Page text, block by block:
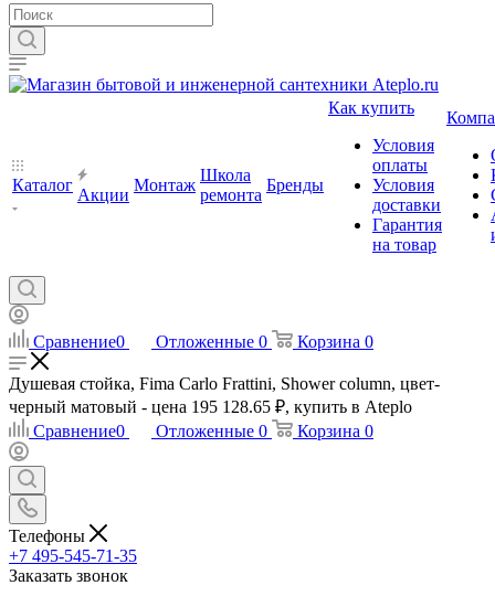
Каталог
Акции
Монтаж
Школа
ремонта
Бренды
Как купить
Условия
оплаты
Условия
доставки
Гарантия
на товар
Сравнение0 Отложенные 0 Корзина 0
Душевая стойка, Fima Carlo Frattini, Shower column, цвет-
черный матовый - цена 195 128.65 ₽, купить в Ateplo
Сравнение0 Отложенные 0 Корзина 0
Телефоны
+7 495-545-71-35
Заказать звонок